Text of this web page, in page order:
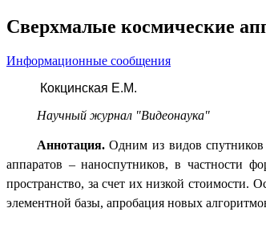
Сверхмалые космические
Информационные сообщения
Кокцинская Е.М.
Научный журнал "Видеонаука"
Аннотация.Одним из видов спутников
аппаратов – наноспутников, в частности
пространство, за счет их низкой стоимости.
элементной базы, апробация новых